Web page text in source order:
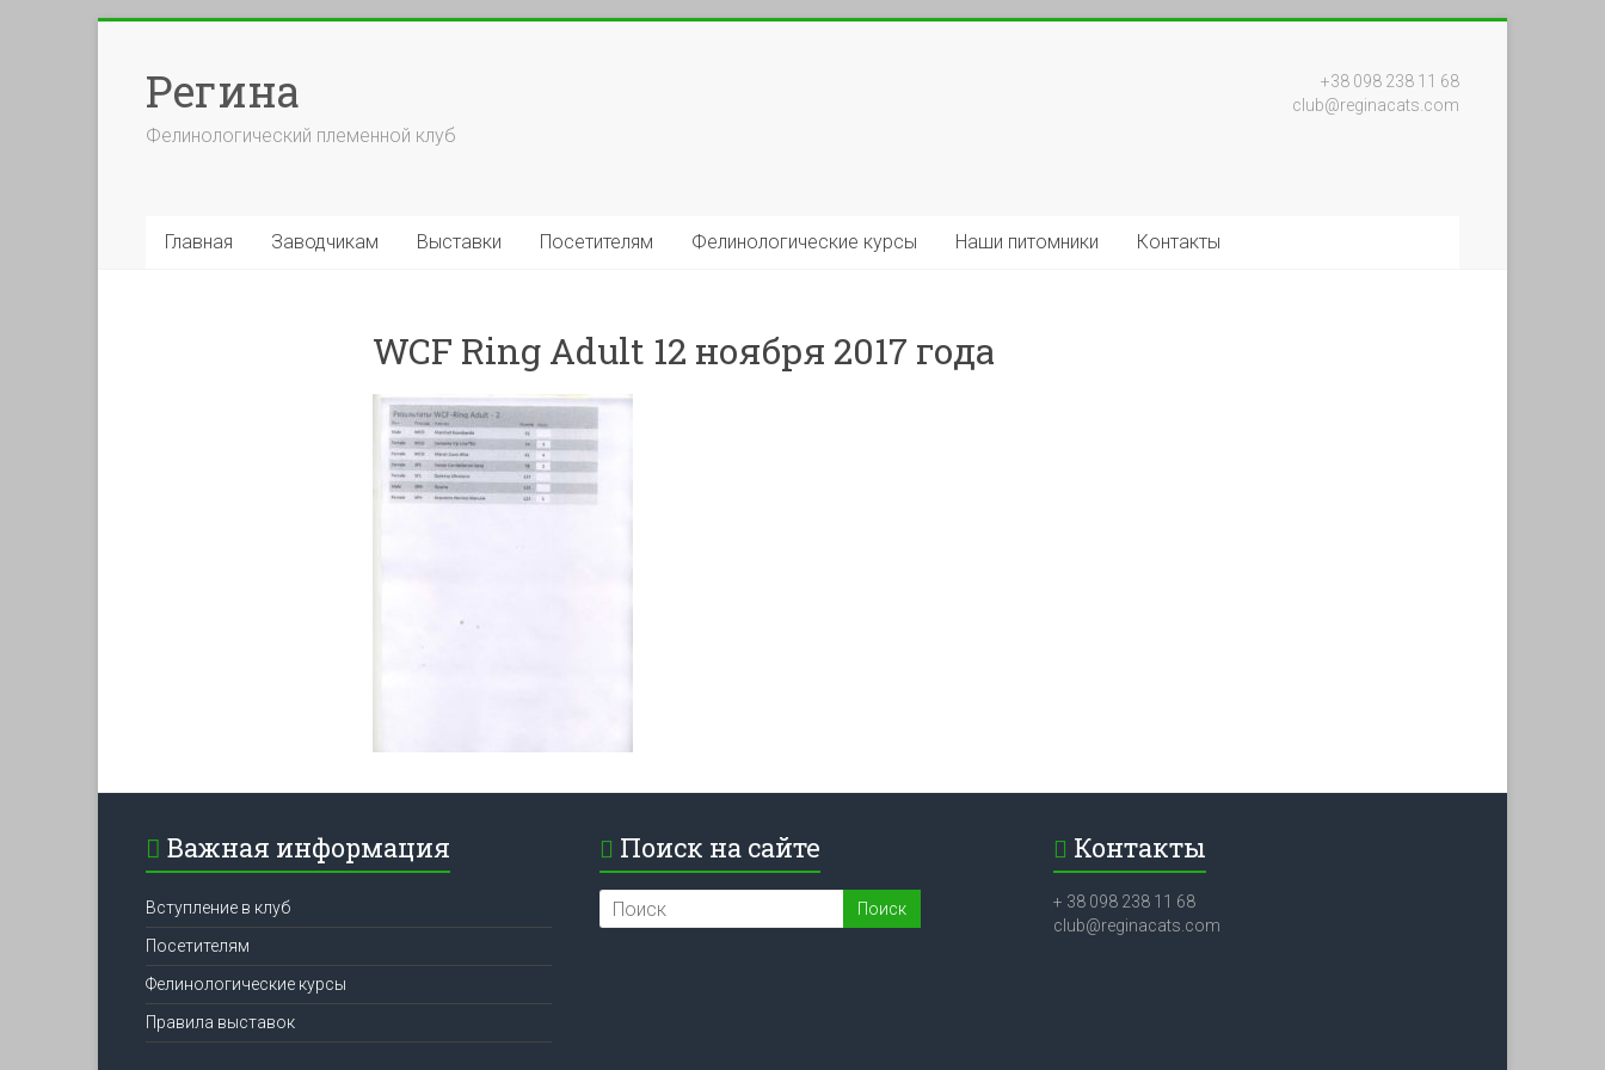
содержимому
Регина
Фелинологический племенной клуб
+38 098 238 11 68
club@reginacats.com
Главная Заводчикам Выставки Посетителям Фелинологические курсы Наши питомники Контакты
WCF Ring Adult 12 ноября 2017 года
Важная информация
Вступление в клуб
Посетителям
Фелинологические курсы
Правила выставок
Поиск на сайте Контакты
+ 38 098 238 11 68
club@reginacats.com